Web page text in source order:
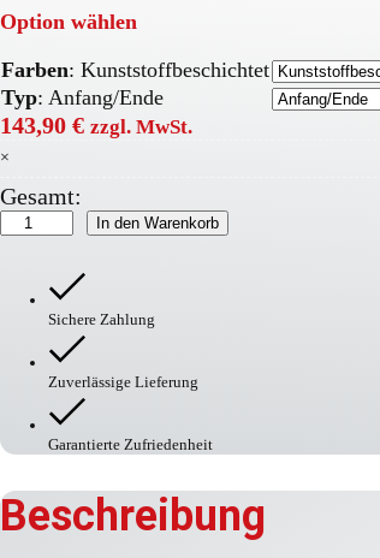
Option wählen
Farben: Kunststoffbeschichtet
Typ: Anfang/Ende
143,90 € zzgl. MwSt.
×
Gesamt:
BLACK
BULL
HYBRID
Menge
In den Warenkorb
Sichere Zahlung
Zuverlässige Lieferung
Garantierte Zufriedenheit
Beschreibung